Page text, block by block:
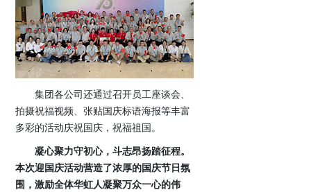
集团各公司还通过召开员工座谈会、
拍摄祝福视频、张贴国庆标语海报等丰富
多彩的活动庆祝国庆，祝福祖国。
凝心聚力守初心，斗志昂扬踏征程。
本次迎国庆活动营造了浓厚的国庆节日氛
围，激励全体华虹人凝聚万众一心的伟